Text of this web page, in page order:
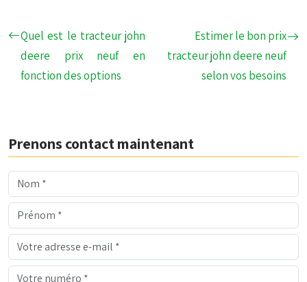
Quel est le tracteur john
deere prix neuf en
fonction des options
Estimer le bon prix
tracteur john deere neuf
selon vos besoins
Prenons contact maintenant